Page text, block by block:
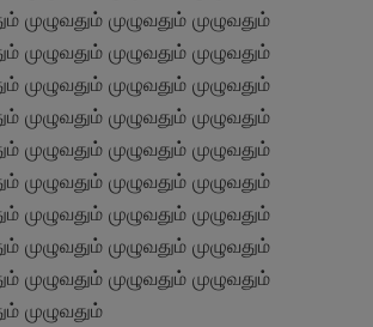
முழுவதும் முழுவதும் முழுவதும்
முழுவதும் முழுவதும் முழுவதும்
முழுவதும் முழுவதும் முழுவதும்
முழுவதும் முழுவதும் முழுவதும்
முழுவதும் முழுவதும் முழுவதும்
முழுவதும் முழுவதும் முழுவதும்
முழுவதும் முழுவதும் முழுவதும்
முழுவதும் முழுவதும் முழுவதும்
முழுவதும் முழுவதும் முழுவதும்
முழுவதும்